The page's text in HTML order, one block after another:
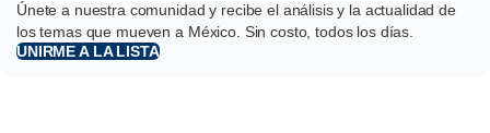
Únete a nuestra comunidad y recibe el análisis y la actualidad de
los temas que mueven a México. Sin costo, todos los días.
UNIRME A LA LISTA